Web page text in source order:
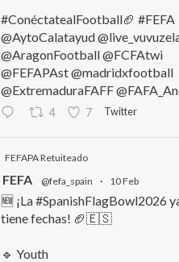
#ConéctatealFootball🏈 #FEFA
@AytoCalatayud
@AragonFootball @FCFAtwi
@FEFAPAst @madridxfootball
@ExtremaduraFAFF
4 7 Twitter
FEFAPA Retuiteado
FEFA @fefa_spain · 10 Feb
🆕 ¡La #SpanishFlagBowl2026
tiene fechas! 🏈🇪🇸
🔹 Youth